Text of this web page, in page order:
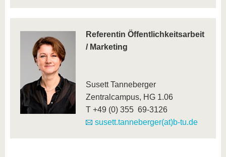
Referentin Öffentlichkeitsarbeit
/ Marketing
Susett Tanneberger
Zentralcampus, HG 1.06
T +49 (0) 355 69-3126
susett.tanneberger(at)b-tu.de